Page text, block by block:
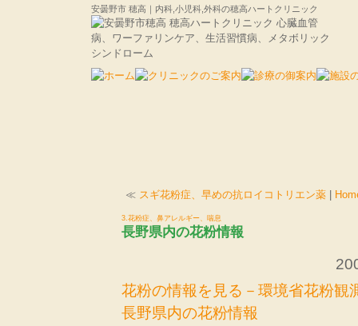
安曇野市 穂高｜内科,小児科,外科の穂高ハートクリニック
≪ スギ花粉症、早めの抗ロイコトリエン薬|
3.花粉症、鼻アレルギー、喘息
長野県内の花粉情報
花粉の情報を見る－環境省花粉観
長野県内の花粉情報